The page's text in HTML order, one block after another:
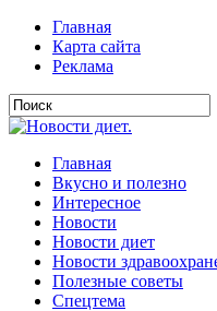
Главная
Карта сайта
Реклама
Главная
Вкусно и полезно
Интересное
Новости
Новости диет
Новости
Полезные советы
Спецтема